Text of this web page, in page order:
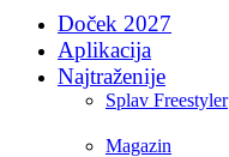
Doček 2027
Aplikacija
Najtraženije
Splav Freestyler
Magazin